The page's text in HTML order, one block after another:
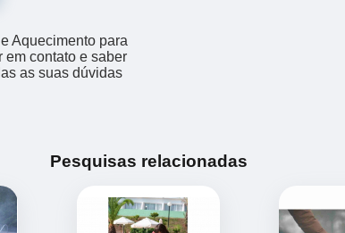
Aquecimento para
em contato e saber
as suas dúvidas
Pesquisas relacionadas